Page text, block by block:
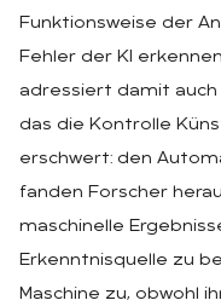
Funktionsweise der
Fehler der KI
adressiert damit auch
das die Kontrolle
erschwert: den
fanden Forscher
maschinelle
Erkenntnisquelle zu
Maschine zu, obwohl